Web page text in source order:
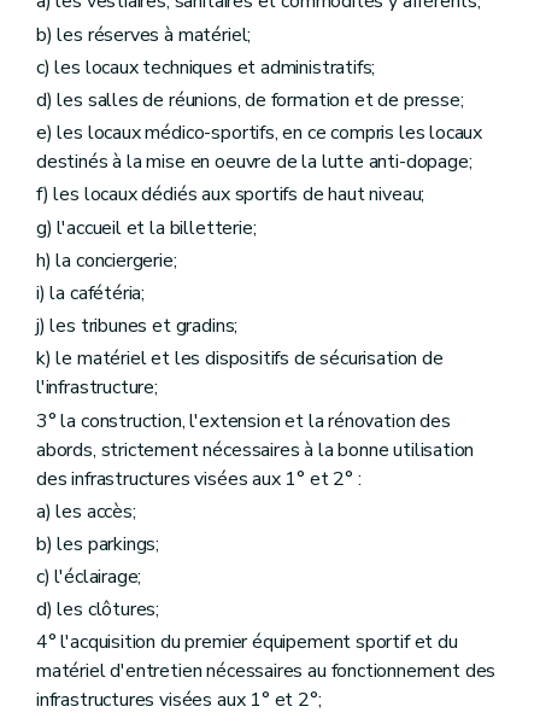
b) les réserves à matériel;
c) les locaux techniques et administratifs;
d) les salles de réunions, de formation et de presse;
e) les locaux médico-sportifs, en ce compris les locaux
destinés à la mise en oeuvre de la lutte anti-dopage;
f) les locaux dédiés aux sportifs de haut niveau;
g) l'accueil et la billetterie;
h) la conciergerie;
i) la cafétéria;
j) les tribunes et gradins;
k) le matériel et les dispositifs de sécurisation de
l'infrastructure;
3° la construction, l'extension et la rénovation des
abords, strictement nécessaires à la bonne utilisation
des infrastructures visées aux 1° et 2° :
a) les accès;
b) les parkings;
c) l'éclairage;
d) les clôtures;
4° l'acquisition du premier équipement sportif et du
matériel d'entretien nécessaires au fonctionnement des
infrastructures visées aux 1° et 2°;